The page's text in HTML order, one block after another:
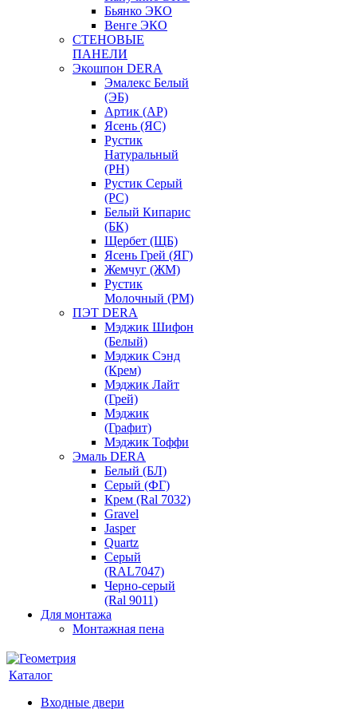
Бьянко ЭКО
Венге ЭКО
СТЕНОВЫЕ
ПАНЕЛИ
Экошпон DERA
Эмалекс Белый
(ЭБ)
Артик (АР)
Ясень (ЯС)
Рустик
Натуральный
(РН)
Рустик Серый
(РС)
Белый Кипарис
(БК)
Щербет (ЩБ)
Ясень Грей (ЯГ)
Жемчуг (ЖМ)
Рустик
Молочный (РМ)
ПЭТ DERA
Мэджик Шифон
(Белый)
Мэджик Сэнд
(Крем)
Мэджик Лайт
(Грей)
Мэджик
(Графит)
Мэджик Тоффи
Эмаль DERA
Белый (БЛ)
Серый (ФГ)
Крем (Ral 7032)
Gravel
Jasper
Quartz
Серый
(RAL7047)
Черно-серый
(Ral 9011)
Для монтажа
Монтажная пена
Каталог
Входные двери